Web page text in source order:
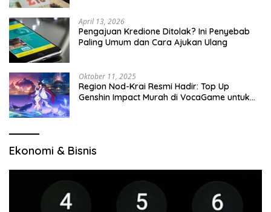
April 13, 2026
Pengajuan Kredione Ditolak? Ini Penyebab
Paling Umum dan Cara Ajukan Ulang
Oktober 11, 2025
Region Nod-Krai Resmi Hadir: Top Up
Genshin Impact Murah di VocaGame untuk
Ekonomi & Bisnis